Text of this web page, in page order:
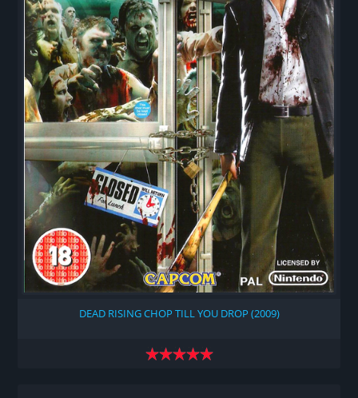
DEAD RISING CHOP TILL YOU DROP (2009)